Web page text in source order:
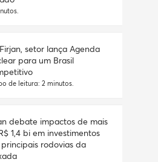
setor lança Agenda
para um Brasil
de leitura: 2 minutos.
debate impactos de mais
1,4 bi em investimentos
principais rodovias da